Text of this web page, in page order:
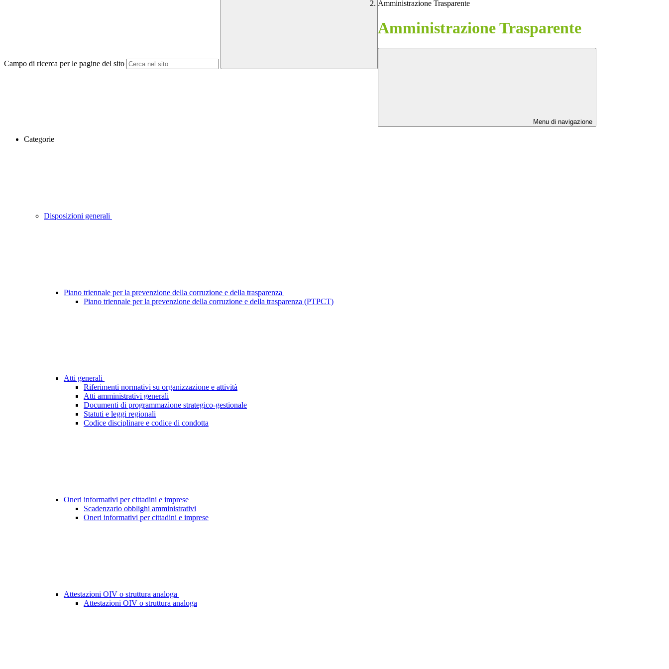
Campo di ricerca per le pagine del sito
Amministrazione Trasparente
Amministrazione Trasparente
Menu di navigazione
Categorie
Disposizioni generali
Piano triennale per la prevenzione della corruzione e della trasparenza
Piano triennale per la prevenzione della corruzione e della trasparenza (PTPCT)
Atti generali
Riferimenti normativi su organizzazione e attività
Atti amministrativi generali
Documenti di programmazione strategico-gestionale
Statuti e leggi regionali
Codice disciplinare e codice di condotta
Oneri informativi per cittadini e imprese
Scadenzario obblighi amministrativi
Oneri informativi per cittadini e imprese
Attestazioni OIV o struttura analoga
Attestazioni OIV o struttura analoga